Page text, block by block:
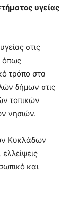
υγείας
στις
όπως
τρόπο στα
δήμων στις
τοπικών
νησιών.
Κυκλάδων
ελλείψεις
και